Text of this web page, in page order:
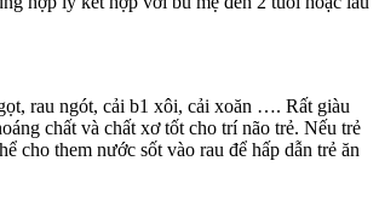
rau ngót, cải b1 xôi, cải xoăn …. Rất giàu
chất và chất xơ tốt cho trí não trẻ. Nếu trẻ
cho them nước sốt vào rau để hấp dẫn trẻ ăn